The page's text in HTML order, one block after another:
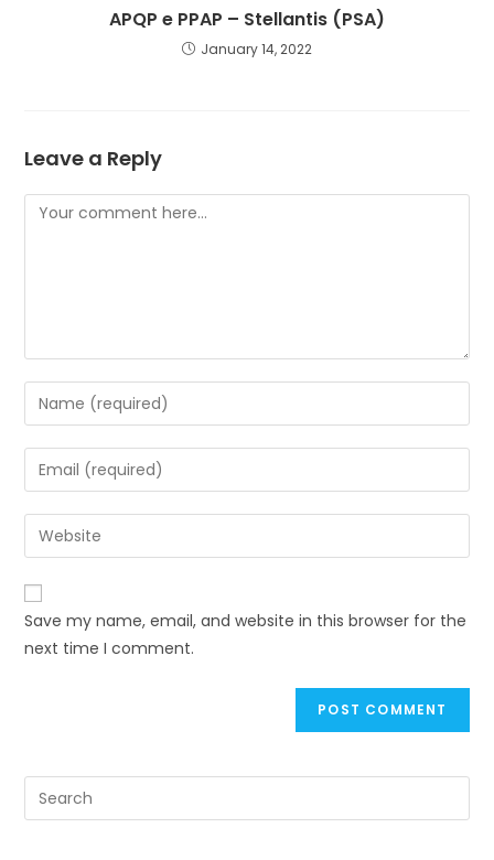
APQP e PPAP – Stellantis (PSA)
January 14, 2022
Leave a Reply
Save my name, email, and website in this browser for the
next time I comment.